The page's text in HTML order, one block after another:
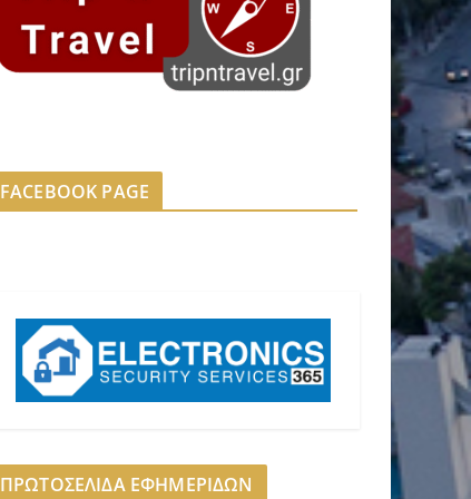
FACEBOOK PAGE
ΠΡΩΤΟΣΕΛΙΔΑ ΕΦΗΜΕΡΙΔΩΝ